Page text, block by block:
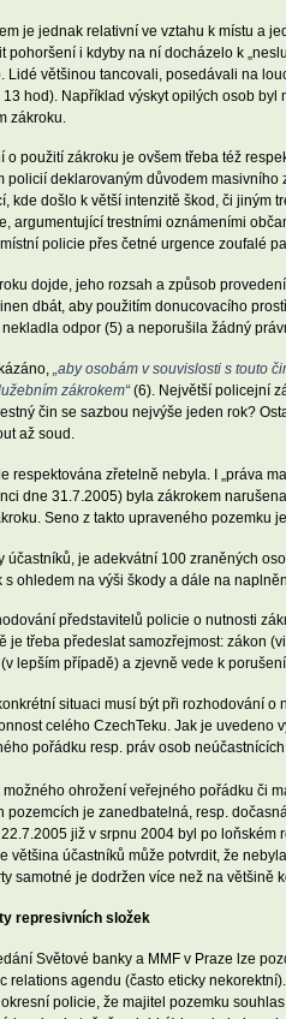
je jednak relativní ve vztahu k místu a
pohoršení i kdyby na ní docházelo k
Lidé většinou tancovali, posedávali na
hod). Například výskyt opilých osob
zákroku.
o použití zákroku je ovšem třeba též
policií deklarovaným důvodem
kde došlo k větší intenzitě škod, či jiným
argumentující trestními oznámeními
policie přes četné urgence zoufalé
dojde, jeho rozsah a způsob
dbát, aby použitím donucovacího
odpor (5) a neporušila žádný
„aby osobám v souvislosti s touto
zákrokem“(6). Největší policejní
čin se sazbou nejvýše jeden rok?
až soud.
respektována zřetelně nebyla. I „práva
dne 31.7.2005) byla zákrokem
Seno z takto upraveného pozemku
účastníků, je adekvátní 100 zraněných
ohledem na výši škody a dále na
představitelů policie o nutnosti
je třeba předeslat samozřejmost: zákon
lepším případě) a zjevně vede k
situaci musí být při rozhodování o
celého CzechTeku. Jak je
pořádku resp. práv osob
možného ohrožení veřejného pořádku či
pozemcích je zanedbatelná, resp.
již v srpnu 2004 byl po
většina účastníků může potvrdit, že
samotné je dodržen více než na většině
represivních složek
Světové banky a MMF v Praze lze
relations agendu (často eticky
policie, že majitel pozemku